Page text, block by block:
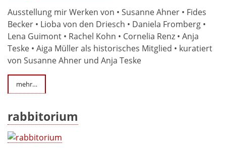
Ausstellung mir Werken von • Susanne Ahner • Fides
Becker • Lioba von den Driesch • Daniela Fromberg •
Lena Guimont • Rachel Kohn • Cornelia Renz • Anja
Teske • Aiga Müller als historisches Mitglied • kuratiert
von Susanne Ahner und Anja Teske
mehr…
rabbitorium